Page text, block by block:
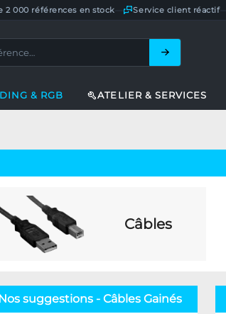
2 000 références en stock Service client réactif—
& RGB ATELIER & SERVICES
Câbles
suggestions - Câbles Gainés